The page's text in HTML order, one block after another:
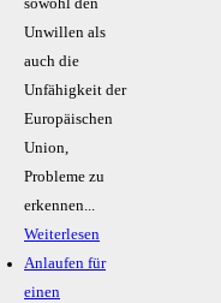
sowohl den
Unwillen als
auch die
Unfähigkeit der
Europäischen
Union,
Probleme zu
erkennen...
Weiterlesen
Anlaufen für
einen